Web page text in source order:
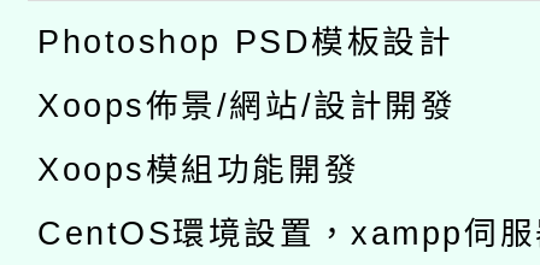
Photoshop PSD模板設計
Xoops佈景/網站/設計開發
Xoops模組功能開發
CentOS環境設置，xampp伺